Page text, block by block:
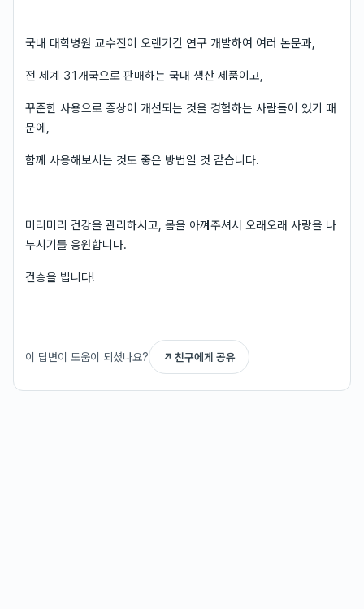
국내 대학병원 교수진이 오랜기간 연구 개발하여 여러 논문과,
전 세계 31개국으로 판매하는 국내 생산 제품이고,
꾸준한 사용으로 증상이 개선되는 것을 경험하는 사람들이 있기 때
문에,
함께 사용해보시는 것도 좋은 방법일 것 같습니다.
미리미리 건강을 관리하시고, 몸을 아껴주셔서 오래오래 사랑을 나
누시기를 응원합니다.
건승을 빕니다!
이 답변이 도움이 되셨나요? ↗ 친구에게 공유